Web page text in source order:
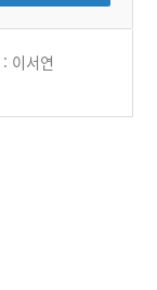
: 이서연